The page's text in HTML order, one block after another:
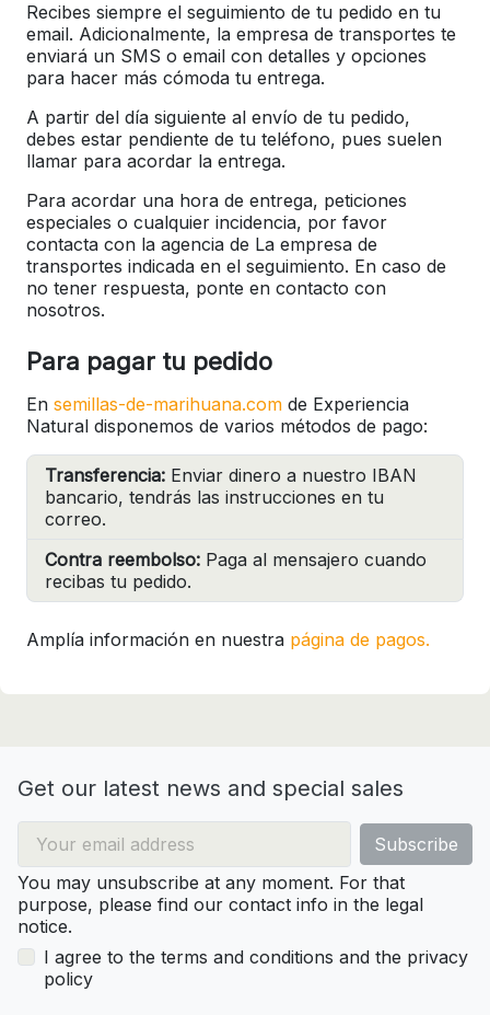
Recibes siempre el seguimiento de tu pedido en tu
email. Adicionalmente, la empresa de transportes te
enviará un SMS o email con detalles y opciones
para hacer más cómoda tu entrega.
A partir del día siguiente al envío de tu pedido,
debes estar pendiente de tu teléfono, pues suelen
llamar para acordar la entrega.
Para acordar una hora de entrega, peticiones
especiales o cualquier incidencia, por favor
contacta con la agencia de La empresa de
transportes indicada en el seguimiento. En caso de
no tener respuesta, ponte en contacto con
nosotros.
Para pagar tu pedido
En semillas-de-marihuana.com de Experiencia
Natural disponemos de varios métodos de pago:
Transferencia: Enviar dinero a nuestro IBAN
bancario, tendrás las instrucciones en tu
correo.
Contra reembolso: Paga al mensajero cuando
recibas tu pedido.
Amplía información en nuestra página de pagos.
Get our latest news and special sales
You may unsubscribe at any moment. For that
purpose, please find our contact info in the legal
notice.
I agree to the terms and conditions and the privacy
policy